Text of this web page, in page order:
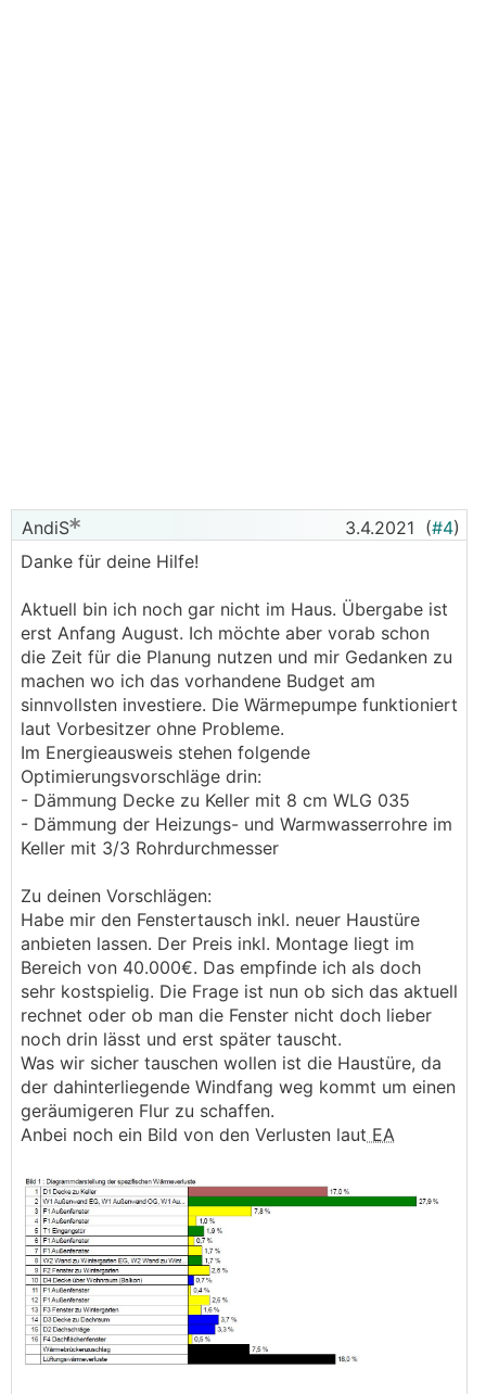
AndiS 3.4.2021 (#4)
Danke für deine Hilfe!
Aktuell bin ich noch gar nicht im Haus. Übergabe ist
erst Anfang August. Ich möchte aber vorab schon
die Zeit für die Planung nutzen und mir Gedanken zu
machen wo ich das vorhandene Budget am
sinnvollsten investiere. Die Wärmepumpe funktioniert
laut Vorbesitzer ohne Probleme.
Im Energieausweis stehen folgende
Optimierungsvorschläge drin:
- Dämmung Decke zu Keller mit 8 cm WLG 035
- Dämmung der Heizungs- und Warmwasserrohre im
Keller mit 3/3 Rohrdurchmesser
Zu deinen Vorschlägen:
Habe mir den Fenstertausch inkl. neuer Haustüre
anbieten lassen. Der Preis inkl. Montage liegt im
Bereich von 40.000€. Das empfinde ich als doch
sehr kostspielig. Die Frage ist nun ob sich das aktuell
rechnet oder ob man die Fenster nicht doch lieber
noch drin lässt und erst später tauscht.
Was wir sicher tauschen wollen ist die Haustüre, da
der dahinterliegende Windfang weg kommt um einen
geräumigeren Flur zu schaffen.
Anbei noch ein Bild von den Verlusten laut EA